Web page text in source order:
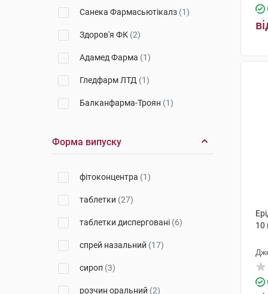
Санека Фармасьютікалз (1)
Здоров'я ФК (2)
Адамед Фарма (1)
Гледфарм ЛТД (1)
Балканфарма-Троян (1)
Менаріні Мануфактурінг
Тідж(2)
Фарма Вернігероде(1)
Гленмарк Фармасьютикалз
Тева Чех Індастріз
Форма випуску
фітоконцентра (1)
таблетки (27)
таблетки дисперговані (6)
спрей назальний (17)
сироп (3)
розчин оральний (2)
10